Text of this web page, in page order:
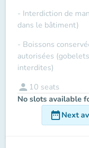
- Interdiction de
dans le bâtiment)
- Boissons
autorisées
interdites)
person 10 seats
No slots available
date_rangeNext